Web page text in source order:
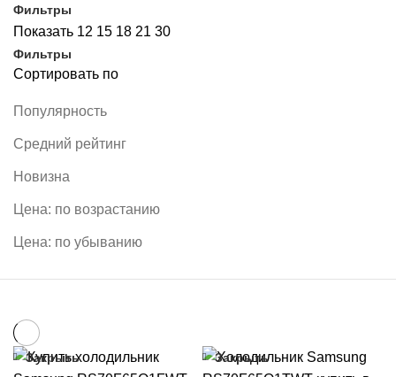
Фильтры
Показать 12 15 18 21 30
Фильтры
Сортировать по
Популярность
Средний рейтинг
Новизна
Цена: по возрастанию
Цена: по убыванию
Закрыть Закрыть